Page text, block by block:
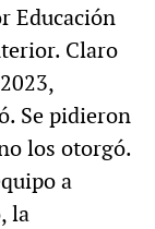
Educación
Claro
Se pidieron
los otorgó.
a
la